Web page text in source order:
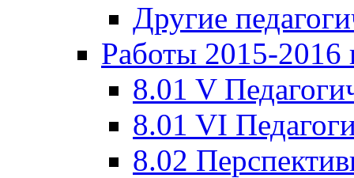
Другие
Работы 2015-2016
8.01 V
8.01 VI
8.02